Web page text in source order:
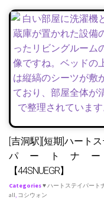
[吉洞駅][短期]ハートス
パートナー
【44SNUEGR】
Categories♥ ハートステイパート
all, コシウォン